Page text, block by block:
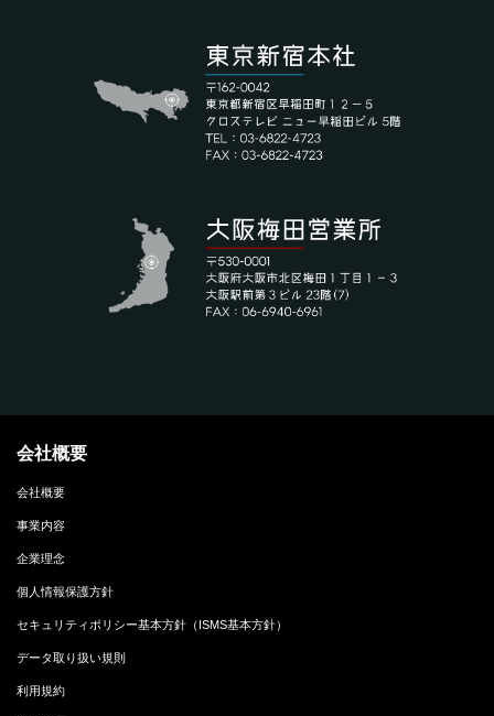
会社概要
会社概要
事業内容
企業理念
個人情報保護方針
セキュリティポリシー基本方針（ISMS基本方針）
データ取り扱い規則
利用規約